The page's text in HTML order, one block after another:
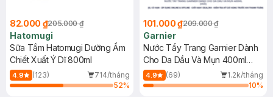
82.000 ₫205.000 ₫
Hatomugi
Sữa Tắm Hatomugi Dưỡng Ẩm
Chiết Xuất Ý Dĩ 800ml
4.9 (123)
714/tháng
52%
101.000 ₫209.000 ₫
Garnier
Nước Tẩy Trang Garnier Dành
Cho Da Dầu Và Mụn 400ml
(Mới)
4.9 (69)
1.2k/tháng
10%